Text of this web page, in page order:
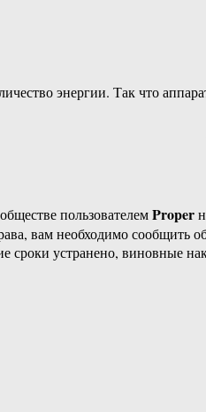
энергии. Так что
пользователемProper
вам необходимо сообщить
сроки устранено, виновные